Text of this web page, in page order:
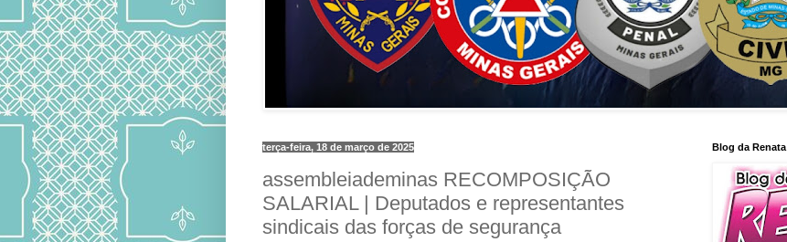
terça-feira, 18 de março de 2025
assembleiademinas RECOMPOSIÇÃO
SALARIAL | Deputados e representantes
sindicais das forças de segurança
Blog da Renata